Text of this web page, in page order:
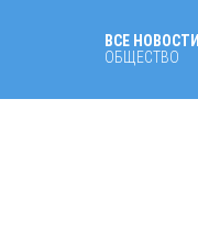
ВСЕ НОВОСТИ
ОБЩЕСТВО